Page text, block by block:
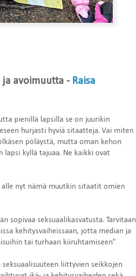
ja avoimuutta - Raisa
pienillä lapsilla se on juurikin
hurjasti hyviä sitaatteja. Vai miten
pöläystä, mutta oman kehon
lapsi kyllä tajuaa. Ne kaikki ovat
alle nyt nämä muutkin sitaatit omien
sopivaa seksuaalikasvatusta. Tarvitaan
kehitysvaiheissaan, jotta median ja
tai turhaan kiiruhtamiseen"
liittyvien seikkojen